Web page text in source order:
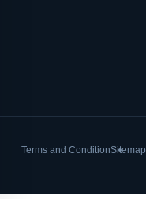
Terms and ConditionSitemap